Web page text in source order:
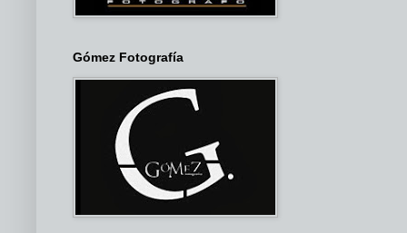
Gómez Fotografía